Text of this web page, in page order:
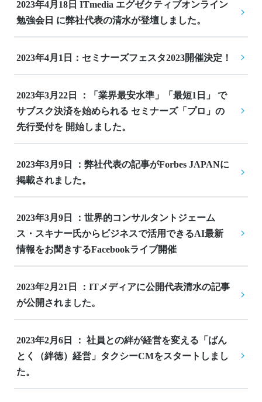
2023年4月18日 ITmedia エグゼクティブオンライン
勉強会日 に弊社代表の清水が登壇しました。
2023年4月1日：セミナーズフェスタ2023開催決定！
2023年3月22日 ：「業界最安水準」「最短1日」 で
サブスク決済を始められる セミナーズ「プロ」の
先行受付を 開始しました。
2023年3月9日 ：弊社代表の記事がForbes JAPANに
掲載されました。
2023年3月9日 ：世界的コンサルタントジェーム
ス・スキナー氏からビジネスで活用できるAI最新
情報をお聞きするFacebookライブ開催
2023年2月21日 ：ITメディアに公開代表清水の記事
が公開されました。
2023年2月6日 ： 社員との絆が経営を変える「ばん
とく（絆徳）経営」タクシーCMをスタートしまし
た。